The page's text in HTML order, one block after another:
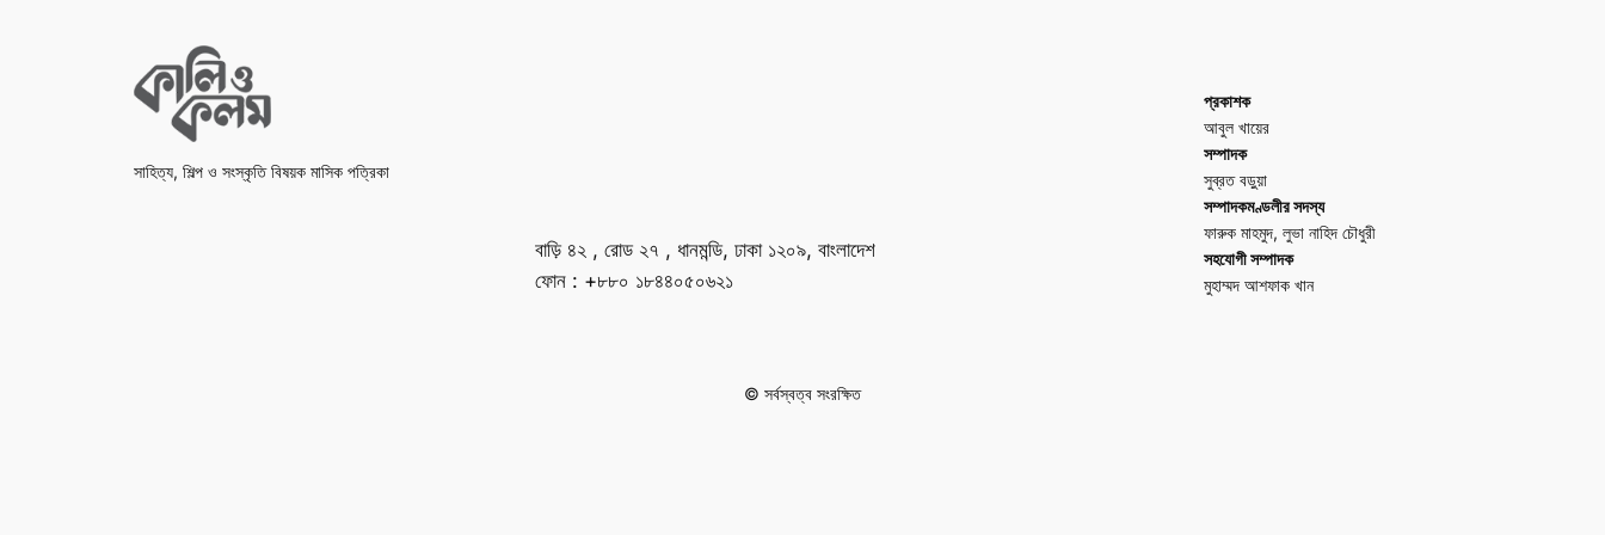
সাহিত্য, শিল্প ও সংস্কৃতি বিষয়ক মাসিক পত্রিকা
বাড়ি ৪২ , রোড ২৭ , ধানমন্ডি, ঢাকা ১২০৯, বাংলাদেশ
ফোন : +৮৮০ ১৮৪৪০৫০৬২১
প্রকাশক
আবুল খায়ের
সম্পাদক
সুব্রত বড়ুয়া
সম্পাদকমণ্ডলীর সদস্য
ফারুক মাহমুদ, লুভা নাহিদ চৌধুরী
সহযোগী সম্পাদক
মুহাম্মদ আশফাক খান
© সর্বস্বত্ব সংরক্ষিত